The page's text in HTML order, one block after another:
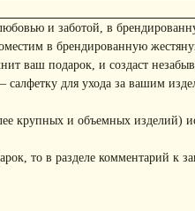
и заботой, в
в брендированную
ваш подарок, и создаст
для ухода за вашим
крупных и объемных изделий)
то в разделе комментарий к